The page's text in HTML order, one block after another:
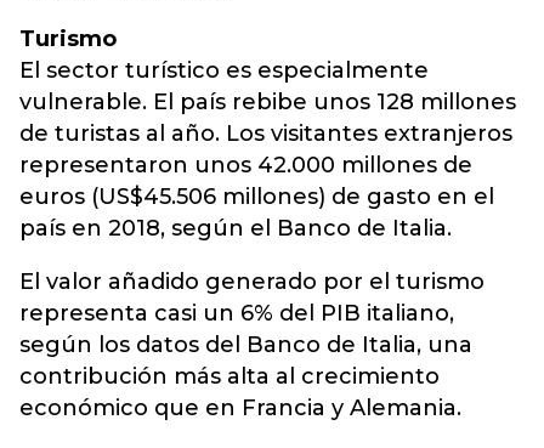
Turismo
El sector turístico es especialmente
vulnerable. El país rebibe unos 128 millones
de turistas al año. Los visitantes extranjeros
representaron unos 42.000 millones de
euros (US$45.506 millones) de gasto en el
país en 2018, según el Banco de Italia.
El valor añadido generado por el turismo
representa casi un 6% del PIB italiano,
según los datos del Banco de Italia, una
contribución más alta al crecimiento
económico que en Francia y Alemania.